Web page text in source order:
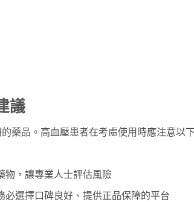
議
藥品。高血壓患者在考慮使用時應注意以
物，讓專業人士評估風險
選擇口碑良好、提供正品保障的平台